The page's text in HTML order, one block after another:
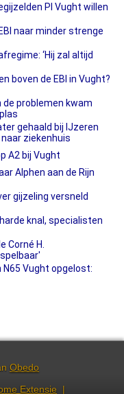
PI Vught willen
naar minder strenge
‘Hij zal altijd
boven de EBI in Vught?
de problemen kwam
gehaald bij IJzeren
ziekenhuis
A2 bij Vught
Alphen aan de Rijn
gijzeling versneld
knal, specialisten
Corné H.
Vught opgelost:
Obedo
Extensie |